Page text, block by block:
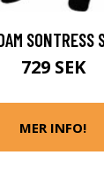
SONTRESS
729 SEK
MER INFO!